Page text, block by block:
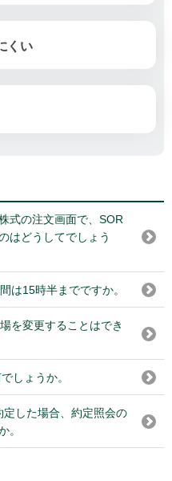
くい
式の注文画面で、SOR
はどうしてでしょう
は15時半までですか。
を変更することはでき
しょうか。
した場合、約定照会の
。